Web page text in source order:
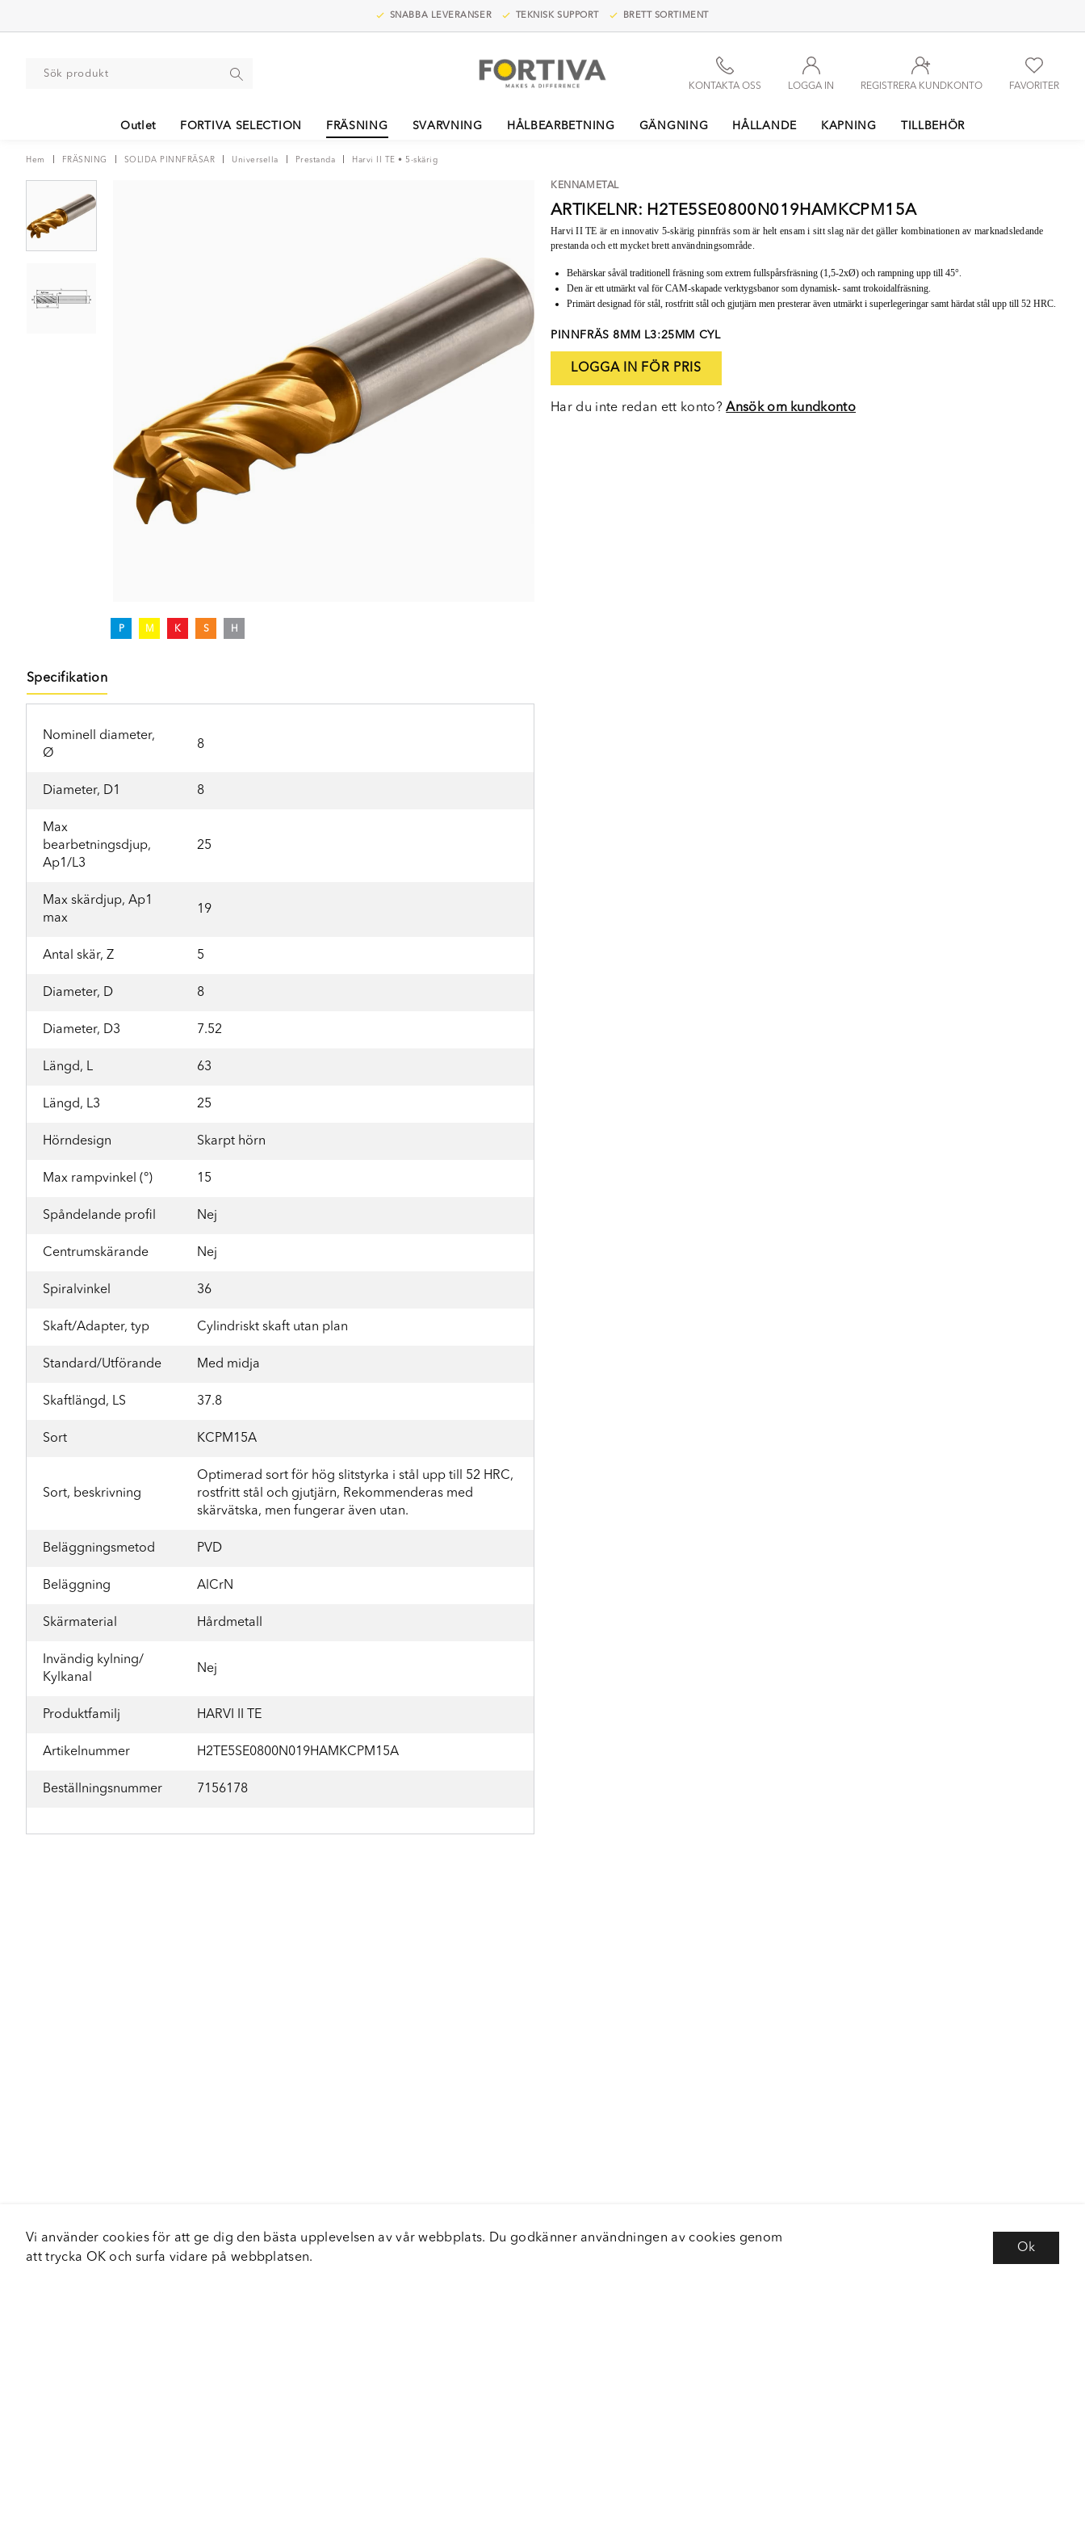
SNABBA LEVERANSER TEKNISK SUPPORT BRETT SORTIMENT
FAVORITER
REGISTRERA KUNDKONTO
LOGGA IN
KONTAKTA OSS
Outlet FORTIVA SELECTION FRÄSNING SVARVNING HÅLBEARBETNING GÄNGNING HÅLLANDE KAPNING TILLBEHÖR
Hem FRÄSNING SOLIDA PINNFRÄSAR Universella Prestanda Harvi II TE • 5-skärig
P M K S H
KENNAMETAL
ARTIKELNR: H2TE5SE0800N019HAMKCPM15A
Harvi II TE är en innovativ 5-skärig pinnfräs som är helt ensam i sitt slag när det gäller kombinationen av marknadsledande
prestanda och ett mycket brett användningsområde.
Behärskar såväl traditionell fräsning som extrem fullspårsfräsning (1,5-2xØ) och rampning upp till 45°.
Den är ett utmärkt val för CAM-skapade verktygsbanor som dynamisk- samt trokoidalfräsning.
Primärt designad för stål, rostfritt stål och gjutjärn men presterar även utmärkt i superlegeringar samt härdat stål upp till 52 HRC.
PINNFRÄS 8MM L3:25MM CYL
LOGGA IN FÖR PRIS
Har du inte redan ett konto?Ansök om kundkonto
Specifikation
Nominell diameter,
Ø
8
Diameter, D1 8
Max
bearbetningsdjup,
Ap1/L3
25
Max skärdjup, Ap1
max
19
Antal skär, Z 5
Diameter, D 8
Diameter, D3 7.52
Längd, L 63
Längd, L3 25
Hörndesign Skarpt hörn
Max rampvinkel (°) 15
Spåndelande profil Nej
Centrumskärande Nej
Spiralvinkel 36
Skaft/Adapter, typ Cylindriskt skaft utan plan
Standard/Utförande Med midja
Skaftlängd, LS 37.8
Sort KCPM15A
Sort, beskrivning
Optimerad sort för hög slitstyrka i stål upp till 52 HRC,
rostfritt stål och gjutjärn, Rekommenderas med
skärvätska, men fungerar även utan.
Beläggningsmetod PVD
Beläggning AlCrN
Skärmaterial Hårdmetall
Invändig kylning/
Kylkanal
Nej
Produktfamilj HARVI II TE
Artikelnummer H2TE5SE0800N019HAMKCPM15A
Beställningsnummer 7156178
Vi använder cookies för att ge dig den bästa upplevelsen av vår webbplats. Du godkänner användningen av cookies genom
att trycka OK och surfa vidare på webbplatsen.
Ok